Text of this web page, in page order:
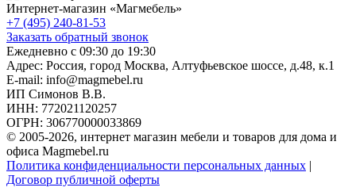
Интернет-магазин «Магмебель»
+7 (495) 240-81-53
Заказать обратный звонок
Ежедневно с 09:30 до 19:30
Адрес: Россия, город Москва, Алтуфьевское шоссе, д.48, к.1
E-mail: info@magmebel.ru
ИП Симонов В.В.
ИНН: 772021120257
ОГРН: 306770000033869
© 2005-2026, интернет магазин мебели и товаров для дома и
офиса Magmebel.ru
Политика конфиденциальности персональных данных |
Договор публичной оферты